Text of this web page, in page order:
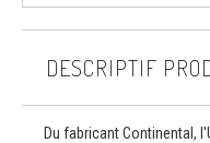
DESCRIPTIF
Du fabricant Continental,